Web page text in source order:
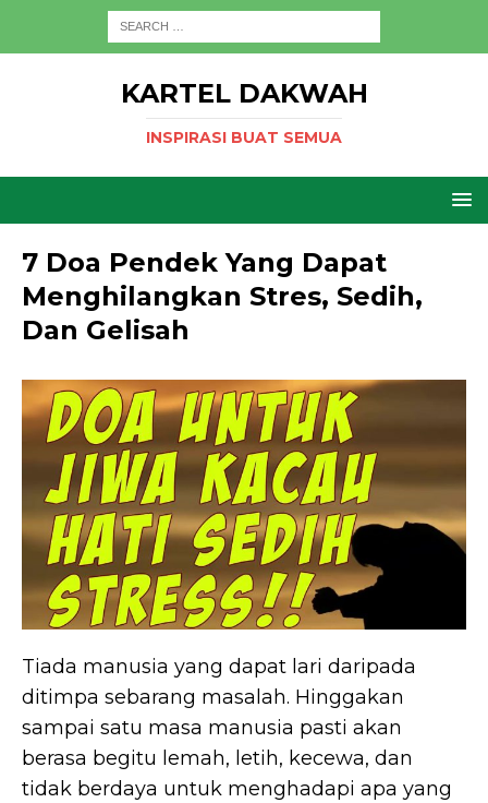
KARTEL DAKWAH
INSPIRASI BUAT SEMUA
7 Doa Pendek Yang Dapat
Menghilangkan Stres, Sedih,
Dan Gelisah
Tiada manusia yang dapat lari daripada
ditimpa sebarang masalah. Hinggakan
sampai satu masa manusia pasti akan
berasa begitu lemah, letih, kecewa, dan
tidak berdaya untuk menghadapi apa yang